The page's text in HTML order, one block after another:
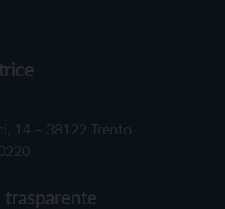
14 – 38122 Trento